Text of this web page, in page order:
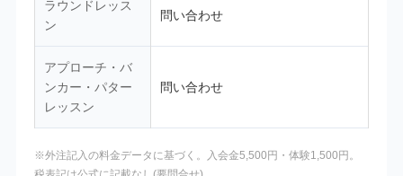
ラウンドレッス
ン
問い合わせ
アプローチ・バ
ンカー・パター
レッスン
問い合わせ
※外注記入の料金データに基づく。入会金5,500円・体験1,500円。